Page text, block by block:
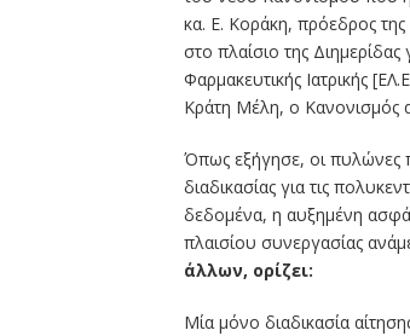
κα. Ε. Κοράκη, πρόεδρος
στο πλαίσιο της
Φαρμακευτικής Ιατρικής
Κράτη Μέλη, ο Κανονισμός
Όπως εξήγησε, οι πυλώνες
διαδικασίας για τις
δεδομένα, η αυξημένη
πλαισίου συνεργασίας
άλλων, ορίζει:
Μία μόνο διαδικασία